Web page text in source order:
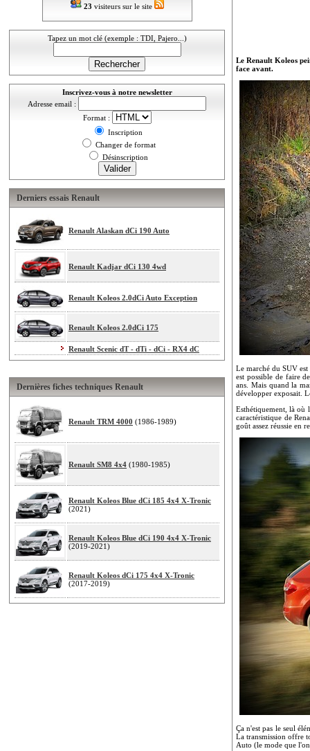
23 visiteurs sur le site
Tapez un mot clé (exemple : TDI, Pajero...)
Inscrivez-vous à notre newsletter
Adresse email :
Format :
Inscription
Changer de format
Désinscription
Derniers essais Renault
Renault Alaskan dCi 190 Auto
Renault Kadjar dCi 130 4wd
Renault Koleos 2.0dCi Auto Exception
Renault Koleos 2.0dCi 175
Renault Scenic dT - dTi - dCi - RX4 dC
Dernières fiches techniques Renault
Renault TRM 4000 (1986-1989)
Renault SM8 4x4 (1980-1985)
Renault Koleos Blue dCi 185 4x4 X-Tronic
(2021)
Renault Koleos Blue dCi 190 4x4 X-Tronic
(2019-2021)
Renault Koleos dCi 175 4x4 X-Tronic
(2017-2019)
Le Renault Koleos
face avant.
Le marché du SUV
est possible de faire
ans. Mais quand la
développer exposait.
Esthétiquement, là où
caractéristique de
goût assez réussie en
Ça n'est pas le seul
La transmission offre
Auto (le mode que